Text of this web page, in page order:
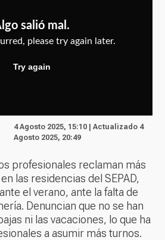
4 Agosto 2025, 15:10 | Actualizado 4
Agosto 2025, 20:49
profesionales reclaman más
las residencias del SEPAD,
el verano, ante la falta de
Denuncian que no se han
ni las vacaciones, lo que ha
a asumir más turnos.